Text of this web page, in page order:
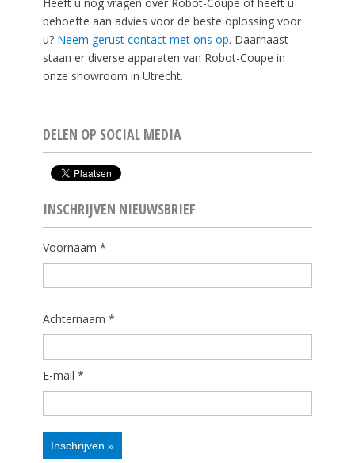
Heeft u nog vragen over Robot-Coupe of heeft u
behoefte aan advies voor de beste oplossing voor
u? Neem gerust contact met ons op. Daarnaast
staan er diverse apparaten van Robot-Coupe in
onze showroom in Utrecht.
DELEN OP SOCIAL MEDIA
INSCHRIJVEN NIEUWSBRIEF
Voornaam *
Achternaam *
E-mail *